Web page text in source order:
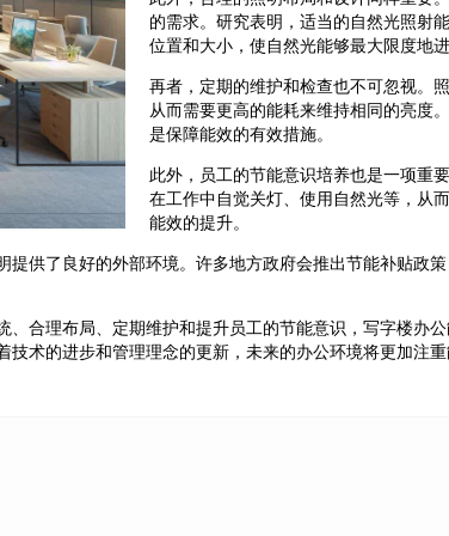
的需求。研究表明，适当的自然光照射
位置和大小，使自然光能够最大限度地
再者，定期的维护和检查也不可忽视。
从而需要更高的能耗来维持相同的亮度
是保障能效的有效措施。
此外，员工的节能意识培养也是一项重
在工作中自觉关灯、使用自然光等，从
能效的提升。
供了良好的外部环境。许多地方政府会推出节能补贴政
合理布局、定期维护和提升员工的节能意识，写字楼办
术的进步和管理理念的更新，未来的办公环境将更加注重